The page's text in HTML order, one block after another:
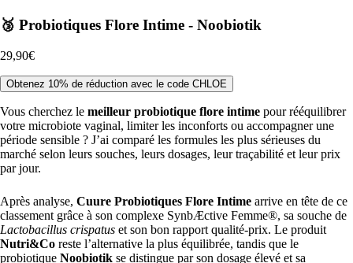
🥉 Probiotiques Flore Intime - Noobiotik
29,90€
Obtenez 10% de réduction avec le code CHLOE
Vous cherchez le meilleur probiotique flore intime pour rééquilibrer
votre microbiote vaginal, limiter les inconforts ou accompagner une
période sensible ? J’ai comparé les formules les plus sérieuses du
marché selon leurs souches, leurs dosages, leur traçabilité et leur prix
par jour.
Après analyse, Cuure Probiotiques Flore Intime arrive en tête de ce
classement grâce à son complexe SynbÆctive Femme®, sa souche de
Lactobacillus crispatus et son bon rapport qualité-prix. Le produit
Nutri&Co reste l’alternative la plus équilibrée, tandis que le
probiotique Noobiotik se distingue par son dosage élevé et sa